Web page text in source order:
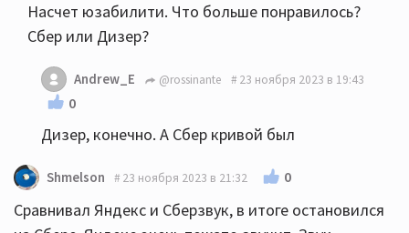
Насчет юзабилити. Что больше понравилось?
Сбер или Дизер?
Andrew_E @rossinante 23 ноября 2023 в 19:43
0
Дизер, конечно. А Сбер кривой был
Shmelson 23 ноября 2023 в 21:32 0
Сравнивал Яндекс и Сберзвук, в итоге остановился